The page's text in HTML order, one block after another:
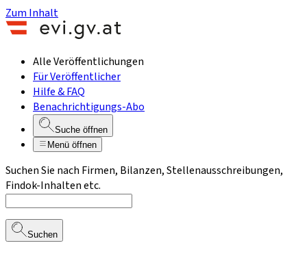
Zum Inhalt
Alle Veröffentlichungen
Für Veröffentlicher
Hilfe & FAQ
Benachrichtigungs-Abo
Suche öffnen
Menü öffnen
Suchen Sie nach Firmen, Bilanzen, Stellenausschreibungen,
Findok-Inhalten etc.
Suchen